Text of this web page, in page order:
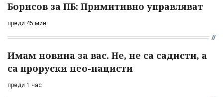
Борисов за ПБ: Примитивно управляват
преди 45 мин
Имам новина за вас. Не, не са садисти, а
са проруски нео-нацисти
преди 1 час